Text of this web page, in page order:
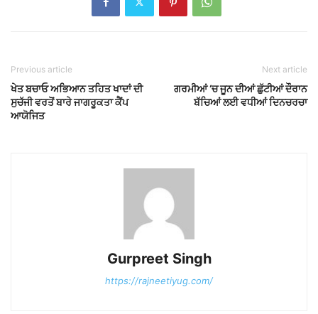
Previous article
ਖੇਤ ਬਚਾਓ ਅਭਿਆਨ ਤਹਿਤ ਖਾਦਾਂ ਦੀ
ਸੁਚੱਜੀ ਵਰਤੋਂ ਬਾਰੇ ਜਾਗਰੂਕਤਾ ਕੈਂਪ
ਆਯੋਜਿਤ
Next article
ਗਰਮੀਆਂ ‘ਚ ਜੂਨ ਦੀਆਂ ਛੁੱਟੀਆਂ ਦੌਰਾਨ
ਬੱਚਿਆਂ ਲਈ ਵਧੀਆਂ ਦਿਨਚਰਚਾ
Gurpreet Singh
https://rajneetiyug.com/